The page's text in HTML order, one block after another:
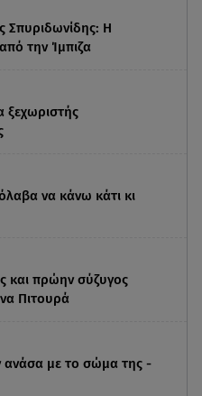
Σπυριδωνίδης: Η
την Ίμπιζα
ξεχωριστής
να κάνω κάτι κι
και πρώην σύζυγος
Πιτουρά
ανάσα με το σώμα της -